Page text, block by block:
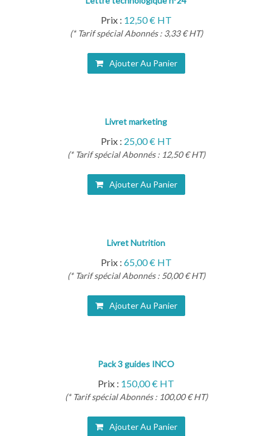
Prix : 12,50 € HT
(* Tarif spécial Abonnés : 3,33 € HT)
Ajouter Au Panier
Livret marketing
Prix : 25,00 € HT
(* Tarif spécial Abonnés : 12,50 € HT)
Ajouter Au Panier
Livret Nutrition
Prix : 65,00 € HT
(* Tarif spécial Abonnés : 50,00 € HT)
Ajouter Au Panier
Pack 3 guides INCO
Prix : 150,00 € HT
(* Tarif spécial Abonnés : 100,00 € HT)
Ajouter Au Panier